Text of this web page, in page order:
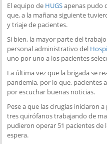
El equipo de HUGSapenas pudo
que, a la mañana siguiente
y triaje de pacientes.
Si bien, la mayor parte del
personal administrativo del
uno por uno a los pacientes
La última vez que la brigada se
pandemia, por lo que, pacientes
por escuchar buenas noticias.
Pese a que las cirugías iniciaron
tres quirófanos trabajando de
pudieron operar 51 pacientes de
espera.